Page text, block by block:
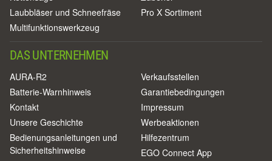
Laubbläser und Schneefräse
Multifunktionswerkzeug
Pro X Sortiment
DAS UNTERNEHMEN
AURA-R2
Batterie-Warnhinweis
Kontakt
Unsere Geschichte
Bedienungsanleitungen und
Sicherheitshinweise
Verkaufsstellen
Garantiebedingungen
Impressum
Werbeaktionen
Hilfezentrum
EGO Connect App